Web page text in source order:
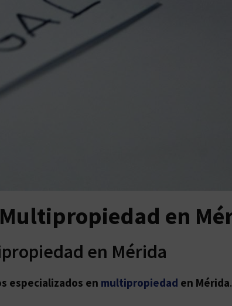
en
en Mérida
especializados en multipropiedad en Mérida.